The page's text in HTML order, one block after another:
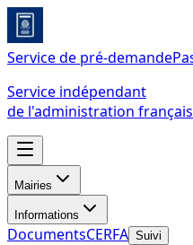
Service de pré-demande
Service indépendant
de l'administration
Mairies
Informations
DocumentsCERFA Suivi